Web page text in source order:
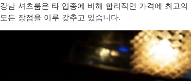
강남 셔츠룸은 타 업종에 비해 합리적인 가격에 최고
모든 장점을 이루 갖추고 있습니다.